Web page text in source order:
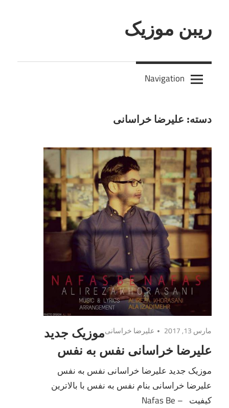
content
ریبن موزیک
mp3
جدید
Navigation
دسته: علیرضا خراسانی
مارس 13, 2017 علیرضا خراسانیموزیک جدید
علیرضا خراسانی نفس به نفس
موزیک جدید علیرضا خراسانی نفس به نفس
علیرضا خراسانی بنام نفس به نفس با بالاترین
کیفیت – Nafas Be